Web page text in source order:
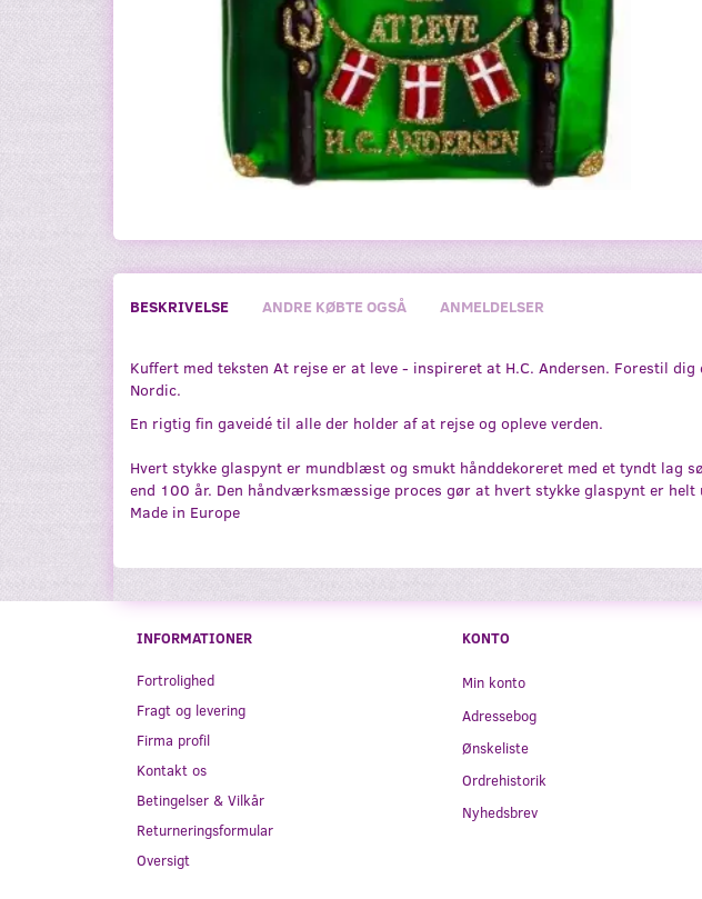
BESKRIVELSE ANDRE KØBTE OGSÅ ANMELDELSER
Kuffert med teksten At rejse er at leve - inspireret at H.C. Andersen. Forestil
Nordic.
En rigtig fin gaveidé til alle der holder af at rejse og opleve verden.
Hvert stykke glaspynt er mundblæst og smukt hånddekoreret med et tyndt
end 100 år. Den håndværksmæssige proces gør at hvert stykke glaspynt er helt
Made in Europe
INFORMATIONER
Fortrolighed
Fragt og levering
Firma profil
Kontakt os
Betingelser & Vilkår
Returneringsformular
Oversigt
KONTO
Min konto
Adressebog
Ønskeliste
Ordrehistorik
Nyhedsbrev